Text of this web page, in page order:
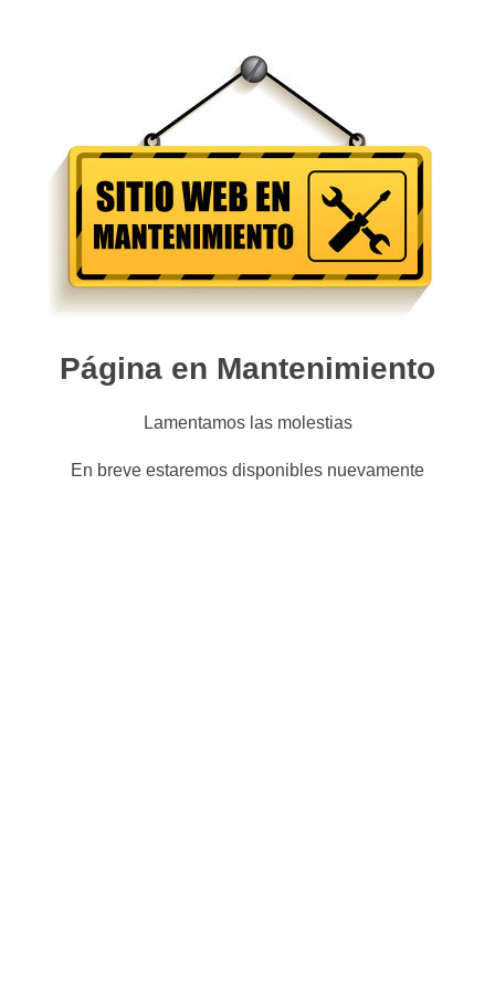
Página en Mantenimiento
Lamentamos las molestias
En breve estaremos disponibles nuevamente